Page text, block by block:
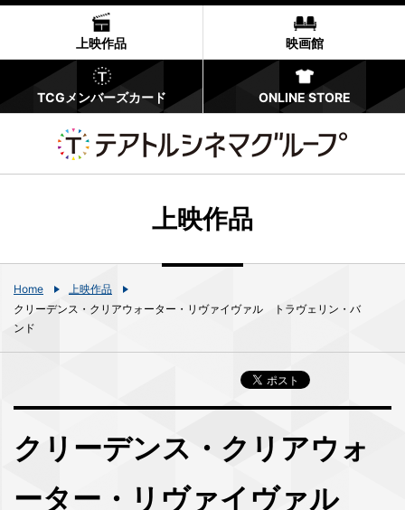
上映作品 映画館
TCGメンバーズカード ONLINE STORE
上映作品
Home
上映作品
クリーデンス・クリアウォーター・リヴァイヴァル トラヴェリン・バ
ンド
クリーデンス・クリアウォ
ーター・リヴァイヴァル